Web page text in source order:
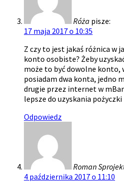
Róża pisze:
17 maja 2017 o 10:35
Z czy to jest jakaś różnica w
konto osobiste? Żeby
może to być dowolne konto,
posiadam dwa konta, jedno
drugie przez internet w
lepsze do uzyskania
Odpowiedz
Roman
4 października 2017 o 11:10